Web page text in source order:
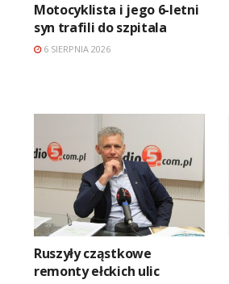
Motocyklista i jego 6-letni
syn trafili do szpitala
6 SIERPNIA 2026
Ruszyły cząstkowe
remonty ełckich ulic